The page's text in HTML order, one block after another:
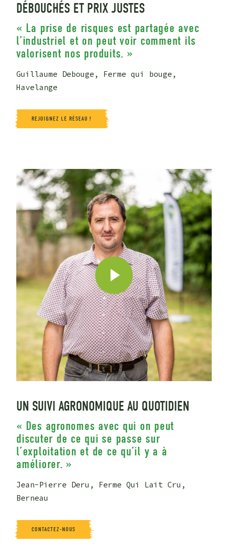
DÉBOUCHÉS ET PRIX JUSTES
« La prise de risques est partagée avec
l’industriel et on peut voir comment ils
valorisent nos produits. »
Guillaume Debouge, Ferme qui bouge,
Havelange
REJOIGNEZ LE RÉSEAU !
UN SUIVI AGRONOMIQUE AU QUOTIDIEN
« Des agronomes avec qui on peut
discuter de ce qui se passe sur
l’exploitation et de ce qu’il y a à
améliorer. »
Jean-Pierre Deru, Ferme Qui Lait Cru,
Berneau
CONTACTEZ-NOUS